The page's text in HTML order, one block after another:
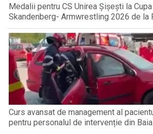
Medalii pentru CS Unirea Șișești la
Skandenberg- Armwrestling 2026 de la
Curs avansat de management al
pentru personalul de intervenție din